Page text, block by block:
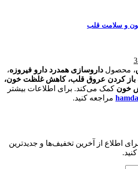
و سلامت قلب
فعلی
﷼3.650.000
است.
، محصول داروسازی همدرد دارو فیروزه،
باز کردن عروق قلب، کاهش غلظت خون،
خون کمک می‌کند. برای اطلاعات بیشتر
مراجعه کنید.
اطلاع از آخرین تخفیف‌ها و جدیدترین